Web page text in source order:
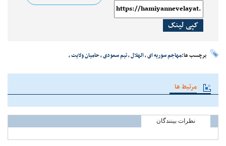
کپی لینک
برچسب ها:مهاجم سوریه ای،الهلال،تیم سعودی،حامیان ولایت،
مرتبط ها
نظرات بینندگان